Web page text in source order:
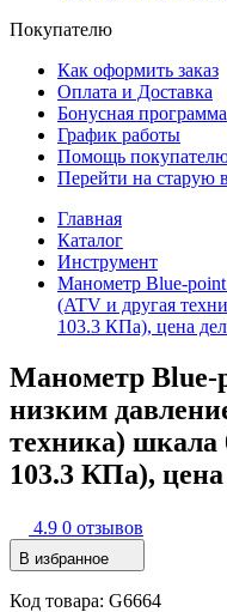
Покупателю
Как оформить заказ
Оплата и Доставка
Бонусная программа
График работы
Помощь
Перейти на старую
Главная
Каталог
Инструмент
Манометр Blue-point
(ATV и другая
103.3 КПа), цена
Манометр Blue-
низким
техника) шкала
103.3 КПа),
4.9 0 отзывов
В избранное
Код товара: G6664